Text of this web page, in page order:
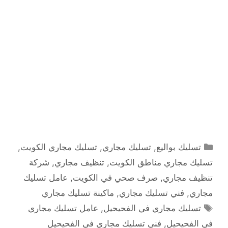
التصنيفات
تسليك بواليع,تسليك مجاري,تسليك مجاري الكويت,
تسليك مجاري مناطق الكويت, تنظيف مجاري, شركة
تنظيف مجاري, صرف صحي في الكويت, عامل تسليك
مجاري, فني تسليك مجاري, ماكينة تسليك مجاري
الوسوم
تسليك مجاري في الفحيحيل, عامل تسليك مجاري
في الفحيحيل, فني تسليك مجاري في الفحيحيل